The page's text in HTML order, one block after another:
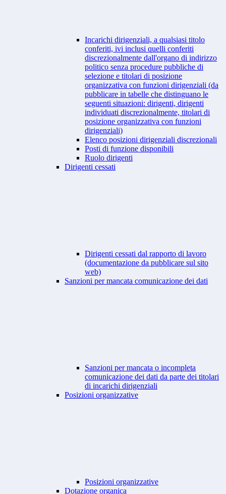
Incarichi dirigenziali, a qualsiasi titolo
conferiti, ivi inclusi quelli conferiti
discrezionalmente dall'organo di indirizzo
politico senza procedure pubbliche di
selezione e titolari di posizione
organizzativa con funzioni dirigenziali (da
pubblicare in tabelle che distinguano le
seguenti situazioni: dirigenti, dirigenti
individuati discrezionalmente, titolari di
posizione organizzativa con funzioni
dirigenziali)
Elenco posizioni dirigenziali discrezionali
Posti di funzione disponibili
Ruolo dirigenti
Dirigenti cessati
Dirigenti cessati dal rapporto di lavoro
(documentazione da pubblicare sul sito
web)
Sanzioni per mancata comunicazione dei dati
Sanzioni per mancata o incompleta
comunicazione dei dati da parte dei titolari
di incarichi dirigenziali
Posizioni organizzative
Posizioni organizzative
Dotazione organica